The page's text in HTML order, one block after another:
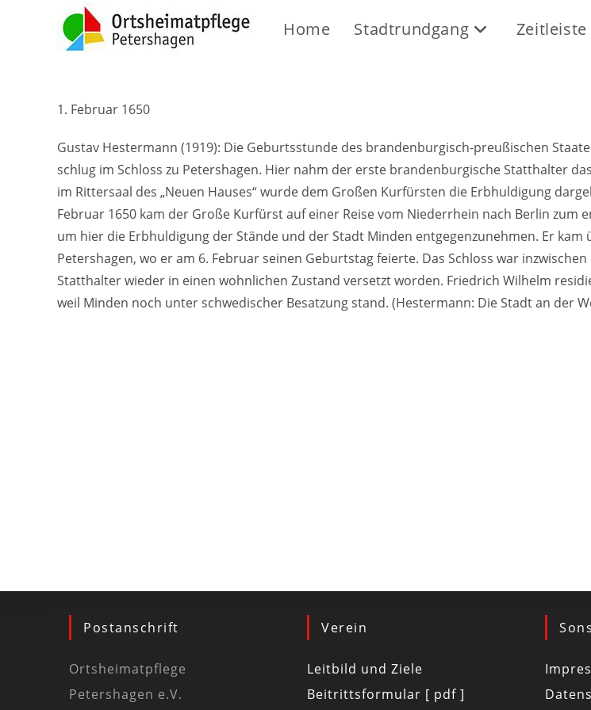
Home Stadtrundgang Zeitleiste
1. Februar 1650
Gustav Hestermann (1919): Die Geburtsstunde des brandenburgisch-preußischen
schlug im Schloss zu Petershagen. Hier nahm der erste brandenburgische Statthalter
im Rittersaal des „Neuen Hauses“ wurde dem Großen Kurfürsten die Erbhuldigung
Februar 1650 kam der Große Kurfürst auf einer Reise vom Niederrhein nach Berlin zum
um hier die Erbhuldigung der Stände und der Stadt Minden entgegenzunehmen. Er kam
Petershagen, wo er am 6. Februar seinen Geburtstag feierte. Das Schloss war
Statthalter wieder in einen wohnlichen Zustand versetzt worden. Friedrich Wilhelm
weil Minden noch unter schwedischer Besatzung stand. (Hestermann: Die Stadt an der
Postanschrift
Ortsheimatpflege
Petershagen e.V.
Verein
Leitbild und Ziele
Beitrittsformular [ pdf ]